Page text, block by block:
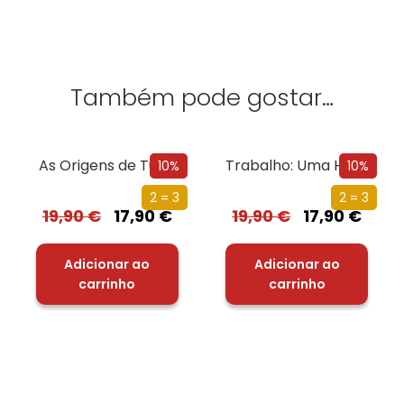
Também pode gostar…
10%
2 = 3
As Origens de Tudo
19,90€ 17,90€
Adicionar ao
carrinho
10%
2 = 3
Trabalho: Uma História de Como Utilizamos o Nosso Tempo
19,90€ 17,90€
Adicionar ao
carrinho